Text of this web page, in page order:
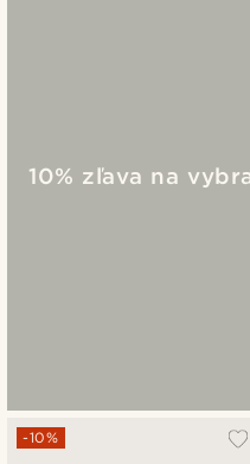
-10%
10% zľava na